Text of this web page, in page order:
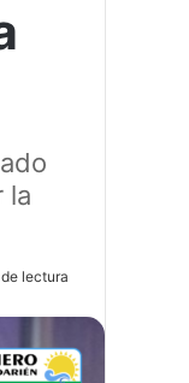
la
lectura